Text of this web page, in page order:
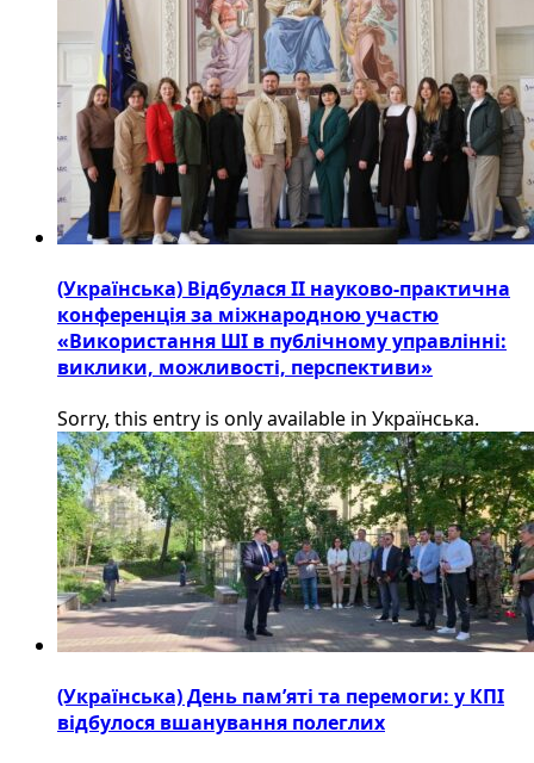
(Українська) Відбулася ІІ науково-практична
конференція за міжнародною участю
«Використання ШІ в публічному управлінні:
виклики, можливості, перспективи»
Sorry, this entry is only available in Українська.
(Українська) День пам’яті та перемоги: у КПІ
відбулося вшанування полеглих